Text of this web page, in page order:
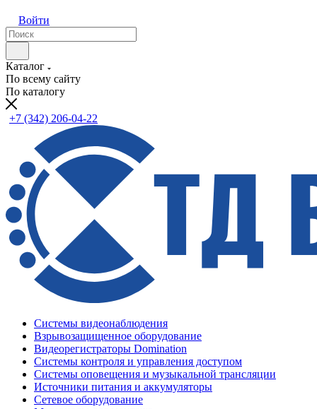
Войти
Каталог
По всему сайту
По каталогу
+7 (342) 206-04-22
Системы видеонаблюдения
Взрывозащищенное оборудование
Видеорегистраторы Domination
Системы контроля и управления доступом
Системы оповещения и музыкальной трансляции
Источники питания и аккумуляторы
Сетевое оборудование